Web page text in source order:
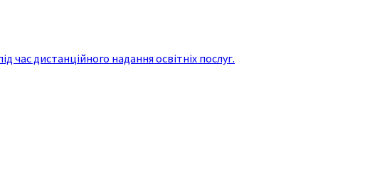
дистанційного надання освітніх послуг.